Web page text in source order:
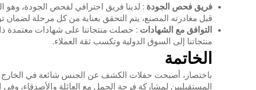
فريق فحص الجودة : لدينا فريق احترافي لفحص الجودة،
قبل مغادرته المصنع، يتم التحقق بعناية من كل مرحلة لضمان
التوافق مع الشهادات
منتجاتنا إلى السوق الدولية وتكسب ثقة العملاء.
الخاتمة
باختصار، أصبحت حفلات الكشف عن الجنس شائعة في الخارج
المستقبليين لمشاركة فرحة الحمل مع العائلة والأصدقاء،